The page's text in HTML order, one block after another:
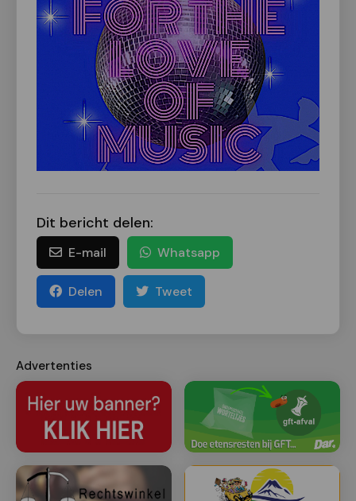
Dit bericht delen:
E-mail Whatsapp
Delen Tweet
Advertenties